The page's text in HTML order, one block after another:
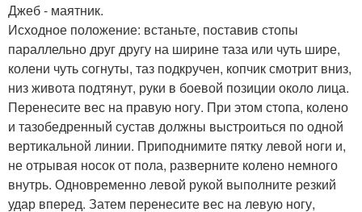
Джеб - маятник.
Исходное положение: встаньте, поставив стопы
параллельно друг другу на ширине таза или чуть шире,
колени чуть согнуты, таз подкручен, копчик смотрит вниз,
низ живота подтянут, руки в боевой позиции около лица.
Перенесите вес на правую ногу. При этом стопа, колено
и тазобедренный сустав должны выстроиться по одной
вертикальной линии. Приподнимите пятку левой ноги и,
не отрывая носок от пола, разверните колено немного
внутрь. Одновременно левой рукой выполните резкий
удар вперед. Затем перенесите вес на левую ногу,